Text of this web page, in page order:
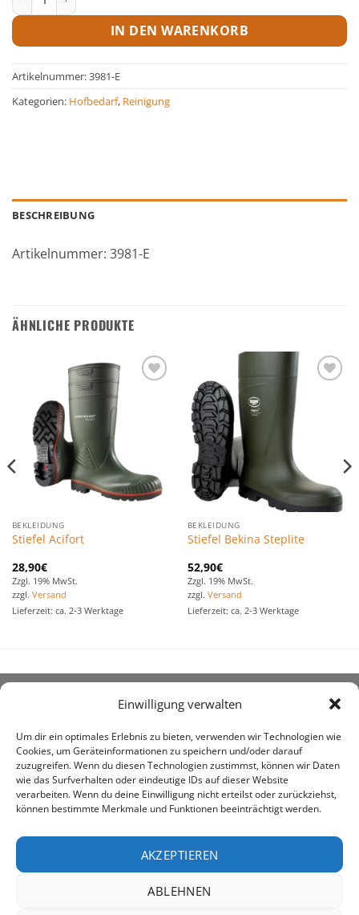
Einwilligung verwalten
Um dir ein optimales Erlebnis zu bieten, verwenden wir Technologien wie
Cookies, um Geräteinformationen zu speichern und/oder darauf
zuzugreifen. Wenn du diesen Technologien zustimmst, können wir Daten
wie das Surfverhalten oder eindeutige IDs auf dieser Website
verarbeiten. Wenn du deine Einwilligung nicht erteilst oder zurückziehst,
können bestimmte Merkmale und Funktionen beeinträchtigt werden.
AKZEPTIEREN
ABLEHNEN
IN DEN WARENKORB
Artikelnummer:3981-E
Kategorien: Hofbedarf, Reinigung
BESCHREIBUNG
Artikelnummer: 3981-E
ÄHNLICHE PRODUKTE
hinzufügen
BEKLEIDUNG
Stiefel Acifort
28,90€
Zzgl. 19% MwSt.
zzgl. Versand
Lieferzeit: ca. 2-3 Werktage
Favoriten
hinzufügen
BEKLEIDUNG
Stiefel Bekina Steplite
52,90€
Zzgl. 19% MwSt.
zzgl. Versand
Lieferzeit: ca. 2-3 Werktage
um den Kauf landwirtschaftlicher Bedarfsartikel geht.